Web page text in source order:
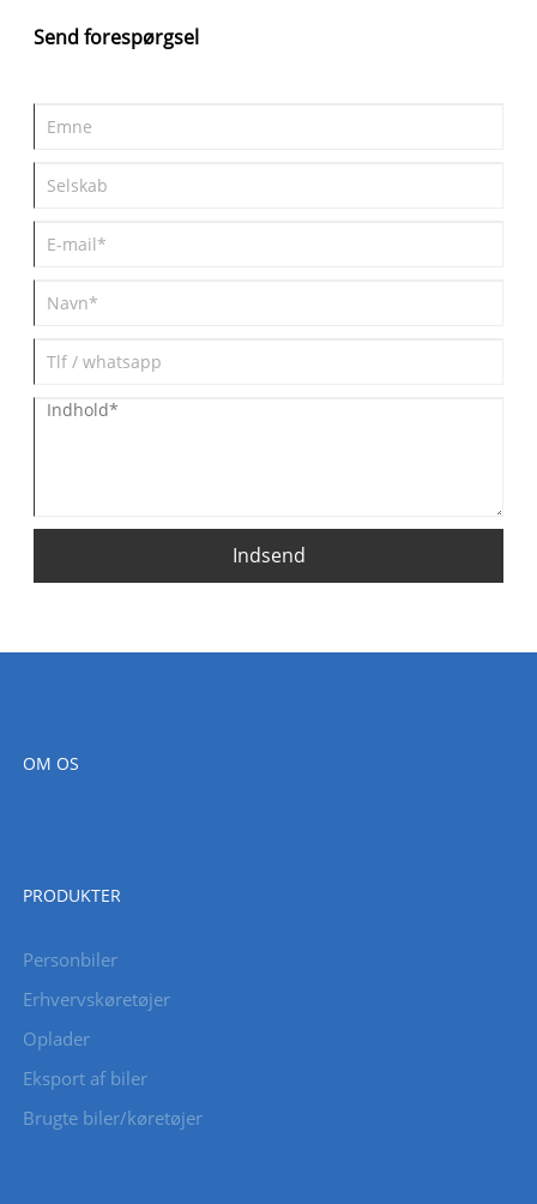
Send forespørgsel
Indsend
OM OS
PRODUKTER
Personbiler
Erhvervskøretøjer
Oplader
Eksport af biler
Brugte biler/køretøjer